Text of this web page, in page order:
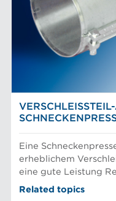
VERSCHLEISSTEIL-
Eine
erheblichem
eine gute Leistung
Related topics